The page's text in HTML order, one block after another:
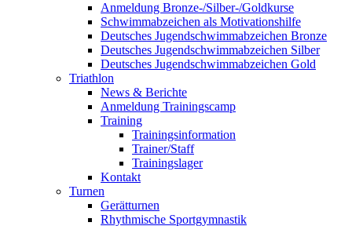
Anmeldung Bronze-/Silber-/Goldkurse
Schwimmabzeichen als Motivationshilfe
Deutsches Jugendschwimmabzeichen Bronze
Deutsches Jugendschwimmabzeichen Silber
Deutsches Jugendschwimmabzeichen Gold
Triathlon
News & Berichte
Anmeldung Trainingscamp
Training
Trainingsinformation
Trainer/Staff
Trainingslager
Kontakt
Turnen
Gerätturnen
Rhythmische Sportgymnastik